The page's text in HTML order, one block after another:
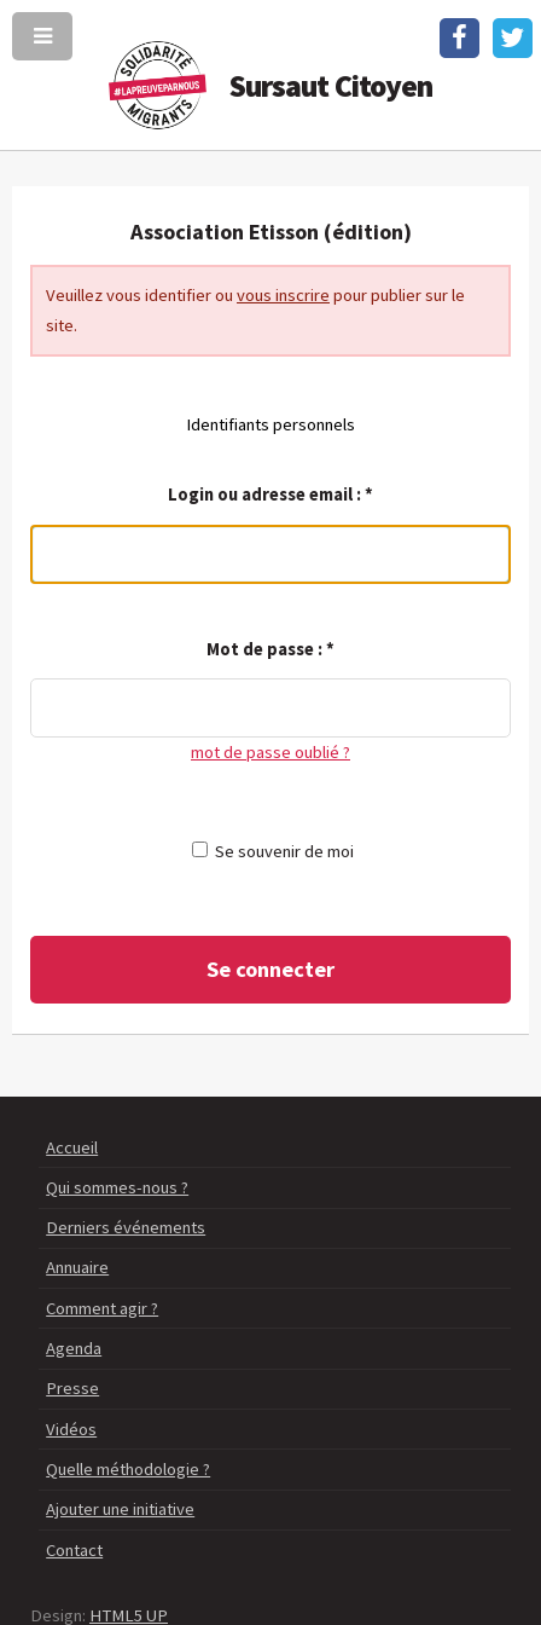
Sursaut Citoyen
Association Etisson (édition)
Veuillez vous identifier ou vous inscrire pour publier sur le
site.
Identifiants personnels
Login ou adresse email :*
Mot de passe :*
mot de passe oublié ?
Se souvenir de moi
Accueil
Qui sommes-nous ?
Derniers événements
Annuaire
Comment agir ?
Agenda
Presse
Vidéos
Quelle méthodologie ?
Ajouter une initiative
Contact
Design: HTML5 UP